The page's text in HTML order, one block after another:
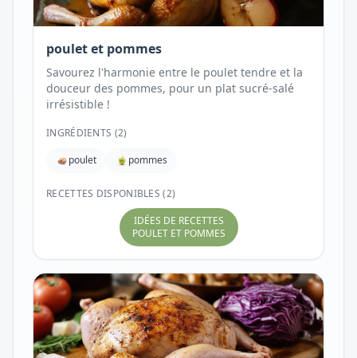
poulet et pommes
Savourez l'harmonie entre le poulet tendre et la
douceur des pommes, pour un plat sucré-salé
irrésistible !
INGRÉDIENTS (2)
poulet
pommes
RECETTES DISPONIBLES (2)
IDÉES DE RECETTES
POULET ET POMMES